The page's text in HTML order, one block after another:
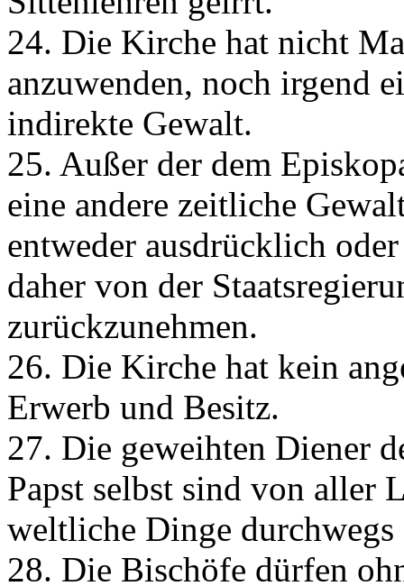
24. Die Kirche hat nicht
anzuwenden, noch irgend
indirekte Gewalt.
25. Außer der dem
eine andere zeitliche
entweder ausdrücklich
daher von der
zurückzunehmen.
26. Die Kirche hat kein
Erwerb und Besitz.
27. Die geweihten Diener
Papst selbst sind von aller
weltliche Dinge durchwegs
28. Die Bischöfe dürfen